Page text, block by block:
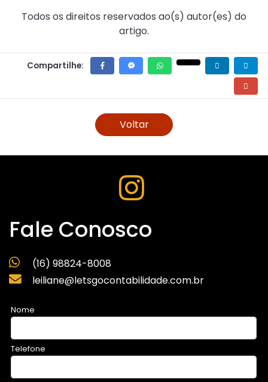
Todos os direitos reservados ao(s) autor(es) do
artigo.
Compartilhe:
Voltar
Fale Conosco
(16) 98824-8008
leiliane@letsgocontabilidade.com.br
Nome
Telefone